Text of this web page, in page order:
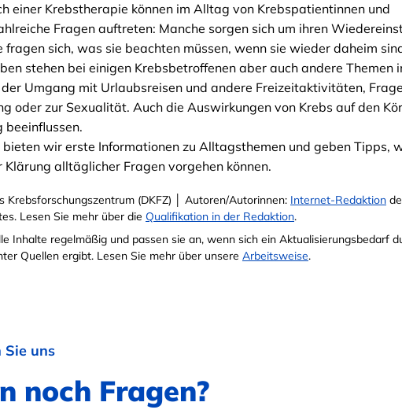
einer Krebstherapie können im Alltag von Krebspatientinnen und
Fragen auftreten: Manche sorgen sich um ihren
fragen sich, was sie beachten müssen, wenn sie wieder daheim
stehen bei einigen Krebsbetroffenen aber auch andere Themen
Umgang mit Urlaubsreisen und andere Freizeitaktivitäten,
oder zur Sexualität. Auch die Auswirkungen von Krebs auf den
beeinflussen.
bieten wir erste Informationen zu Alltagsthemen und geben Tipps,
Klärung alltäglicher Fragen vorgehen können.
Krebsforschungszentrum (DKFZ) │ Autoren/Autorinnen: Internet-Redaktion
Lesen Sie mehr über die Qualifikation in der Redaktion.
Inhalte regelmäßig und passen sie an, wenn sich ein Aktualisierungsbedarf
Quellen ergibt. Lesen Sie mehr über unsere Arbeitsweise.
Sie uns
noch Fragen?